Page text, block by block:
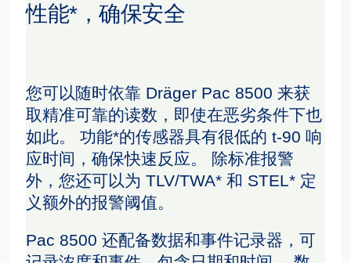
性能*，确保安全
您可以随时依靠 Dräger Pac 8500 来获
取精准可靠的读数，即使在恶劣条件下也
如此。 功能*的传感器具有很低的 t-90 响
应时间，确保快速反应。 除标准报警
外，您还可以为 TLV/TWA* 和 STEL* 定
义额外的报警阈值。
Pac 8500 还配备数据和事件记录器，可